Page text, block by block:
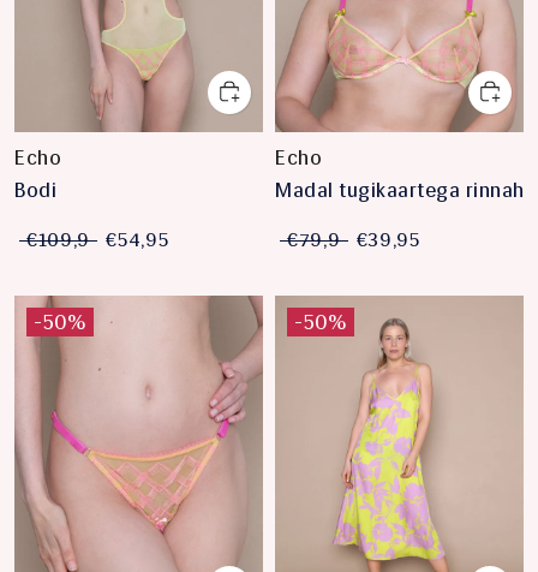
Echo
Bodi
€109,9 €54,95
Echo
Madal tugikaartega
€79,9 €39,95
-50% -50%